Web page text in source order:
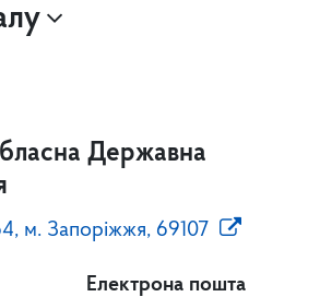
Державна
м. Запоріжжя, 69107
Електрона пошта